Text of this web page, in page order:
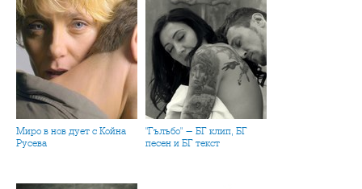
Миро в нов дует с Койна
Русева
"Гълъбо" - БГ клип, БГ
песен и БГ текст